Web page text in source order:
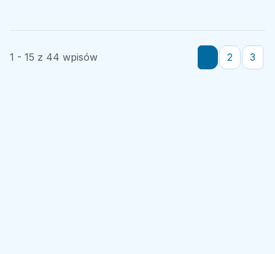
1 - 15 z 44 wpisów 2 3